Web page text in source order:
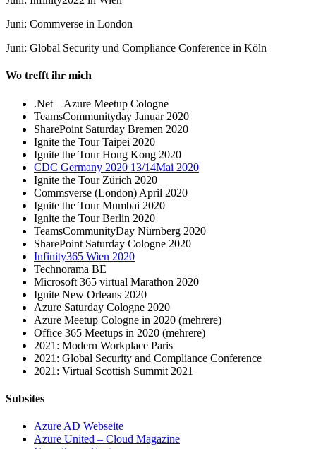
Juni: Commverse in London
Juni: Global Security und Compliance Conference in Köln
Wo trefft ihr mich
.Net – Azure Meetup Cologne
TeamsCommunityday Januar 2020
SharePoint Saturday Bremen 2020
Ignite the Tour Taipei 2020
Ignite the Tour Hong Kong 2020
CDC Germany 2020 13/14Mai 2020
Ignite the Tour Zürich 2020
Commsverse (London) April 2020
Ignite the Tour Mumbai 2020
Ignite the Tour Berlin 2020
TeamsCommunityDay Nürnberg 2020
SharePoint Saturday Cologne 2020
Infinity365 Wien 2020
Technorama BE
Microsoft 365 virtual Marathon 2020
Ignite New Orleans 2020
Azure Saturday Cologne 2020
Azure Meetup Cologne in 2020 (mehrere)
Office 365 Meetups in 2020 (mehrere)
2021: Modern Workplace Paris
2021: Global Security and Compliance Conference
2021: Virtual Scottish Summit 2021
Subsites
Azure AD Webseite
Azure United – Cloud Magazine